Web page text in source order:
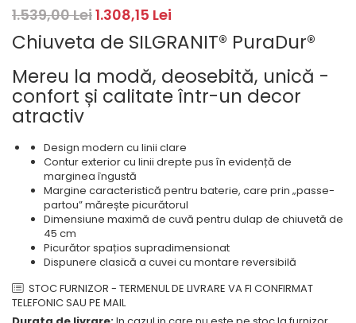
Cuptoare
Cuptoare
Cuptoare cu microunde
Hote
Cu montare pe perete
Hote cu montare pe colt
Hote rustice
Hote tip insula
Incorporate
Integrate in tavan
Masini de spalat vase
Complet incorporabile
Partial incorporabile
incarcare superioara
Masini de spalat rufe cu uscator
(adancime 40-47 cm)
Uscatoare de rufe
Vitrine frigorifice si minibaruri
Pachete chiuvete si baterii
1.539,00 Lei1.308,15 Lei
Chiuveta de SILGRANIT® PuraDur®
Mereu la modă, deosebită, unică -
confort și calitate într-un decor
atractiv
Design modern cu linii clare
Contur exterior cu linii drepte pus în evidență de
marginea îngustă
Margine caracteristică pentru baterie, care prin „passe-
partou” mărește picurătorul
Dimensiune maximă de cuvă pentru dulap de chiuvetă de
45 cm
Picurător spațios supradimensionat
Dispunere clasică a cuvei cu montare reversibilă
STOC FURNIZOR - TERMENUL DE LIVRARE VA FI CONFIRMAT
TELEFONIC SAU PE MAIL